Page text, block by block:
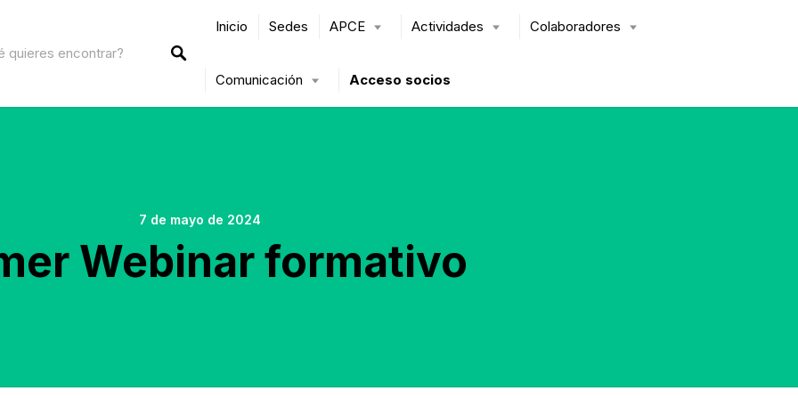
Inicio Sedes APCE Actividades Colaboradores
Comunicación Acceso socios
7 de mayo de 2024
Webinar formativo